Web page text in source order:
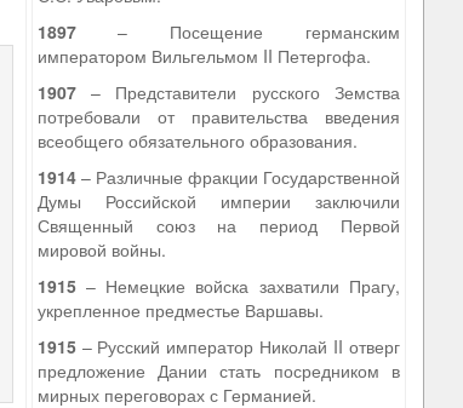
1897– Посещение германским
императором Вильгельмом II Петергофа.
1907– Представители русского Земства
потребовали от правительства введения
всеобщего обязательного образования.
1914– Различные фракции Государственной
Думы Российской империи заключили
Священный союз на период Первой
мировой войны.
1915– Немецкие войска захватили Прагу,
укрепленное предместье Варшавы.
1915– Русский император Николай II отверг
предложение Дании стать посредником в
мирных переговорах с Германией.